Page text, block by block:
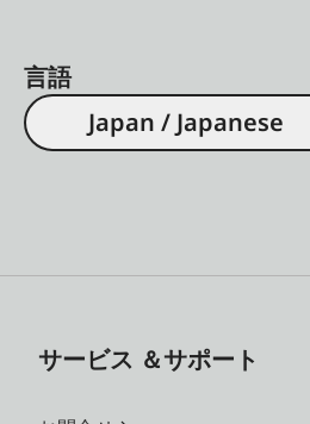
言語
Japan / Japanese
サービス ＆サポート